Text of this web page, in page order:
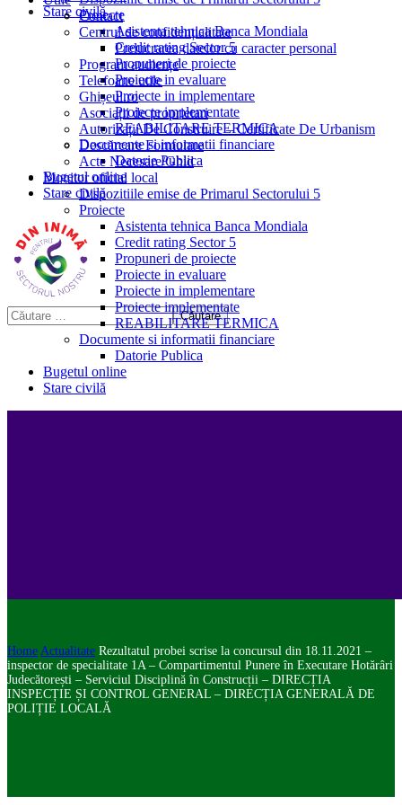
Stare civilă
Proiecte
Asistenta tehnica Banca Mondiala
Credit rating Sector 5
Propuneri de proiecte
Proiecte in evaluare
Proiecte in implementare
Proiecte implementate
REABILITARE TERMICA
Documente si informatii financiare
Datorie Publica
Bugetul online
Stare civilă
Contact
Centrul de confidențialitate
Prelucrarea datelor cu caracter personal
Program audiențe
Telefoane utile
Ghișeul.ro
Asociații de proprietari
Autorizații De Construire – Certificate De Urbanism
Descărcare Formulare
Acte Necesare/Ghid
Monitor oficial local
Dispozitiile emise de Primarul Sectorului 5
Proiecte
Asistenta tehnica Banca Mondiala
Credit rating Sector 5
Propuneri de proiecte
Proiecte in evaluare
Proiecte in implementare
Proiecte implementate
REABILITARE TERMICA
Documente si informatii financiare
Datorie Publica
Bugetul online
Stare civilă
Home Actualitate Rezultatul probei scrise la concursul din 18.11.2021 –
inspector de specialitate 1A – Compartimentul Punere în Executare Hotărâri
Judecătorești – Serviciul Disciplină în Construcții – DIRECȚIA
INSPECȚIE ȘI CONTROL GENERAL – DIRECȚIA GENERALĂ DE
POLIȚIE LOCALĂ